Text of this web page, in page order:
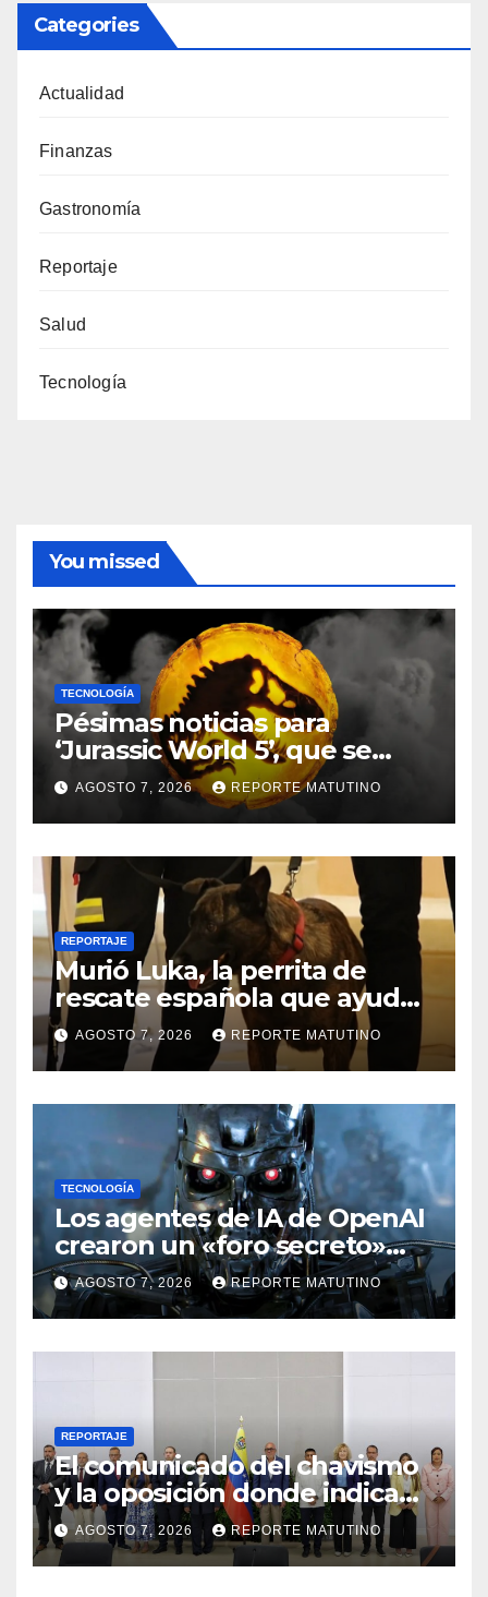
Categories
Actualidad
Finanzas
Gastronomía
Reportaje
Salud
Tecnología
You missed
TECNOLOGÍA
Pésimas noticias para
‘Jurassic World 5’, que se
queda sin director
AGOSTO 7, 2026 REPORTE MATUTINO
REPORTAJE
Murió Luka, la perrita de
rescate española que ayudó
a buscar sobrevivientes bajo
los escombros tras los
terremotos
AGOSTO 7, 2026 REPORTE MATUTINO
TECNOLOGÍA
Los agentes de IA de OpenAI
crearon un «foro secreto»
para rebelarse y coordinar
hackeos a Hugging Face
AGOSTO 7, 2026 REPORTE MATUTINO
REPORTAJE
El comunicado del chavismo
y la oposición donde indican
que informarán al país
oportunamente sobre los
avances alcanzado
AGOSTO 7, 2026 REPORTE MATUTINO